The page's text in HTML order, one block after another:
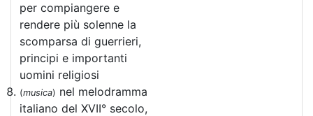
per compiangere e
rendere più solenne la
scomparsa di guerrieri,
principi e importanti
uomini religiosi
(musica) nel melodramma
italiano del XVII° secolo,